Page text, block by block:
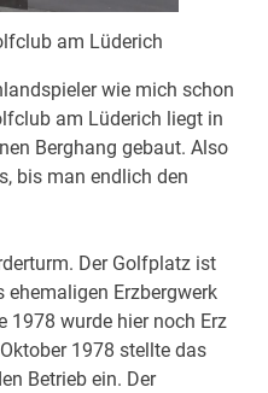
am Lüderich
wie mich schon
am Lüderich liegt in
Berghang gebaut. Also
bis man endlich den
Der Golfplatz ist
Erzbergwerk
1978 wurde hier noch Erz
1978 stellte das
Betrieb ein. Der